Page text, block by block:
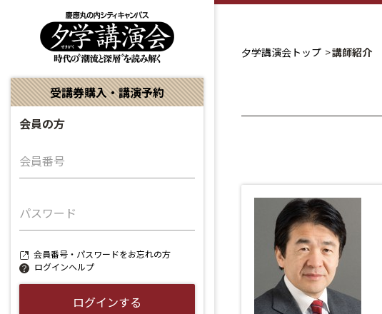
受講券購入・講演予約
会員の方
会員番号
パスワード
会員番号・パスワードをお忘れの方
ログインヘルプ
ログインする
夕学講演会トップ 講師紹介